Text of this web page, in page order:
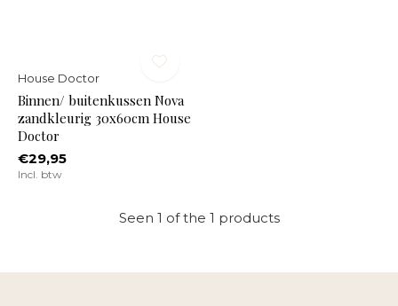
House Doctor
Binnen/ buitenkussen Nova
zandkleurig 30x60cm House
Doctor
€29,95
Incl. btw
Seen 1 of the 1 products